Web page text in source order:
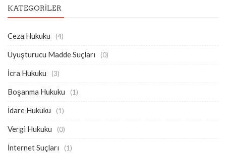
KATEGORILER
Ceza Hukuku (4)
Uyuşturucu Madde Suçları (0)
İcra Hukuku (3)
Boşanma Hukuku (1)
İdare Hukuku (1)
Vergi Hukuku (0)
İnternet Suçları (1)